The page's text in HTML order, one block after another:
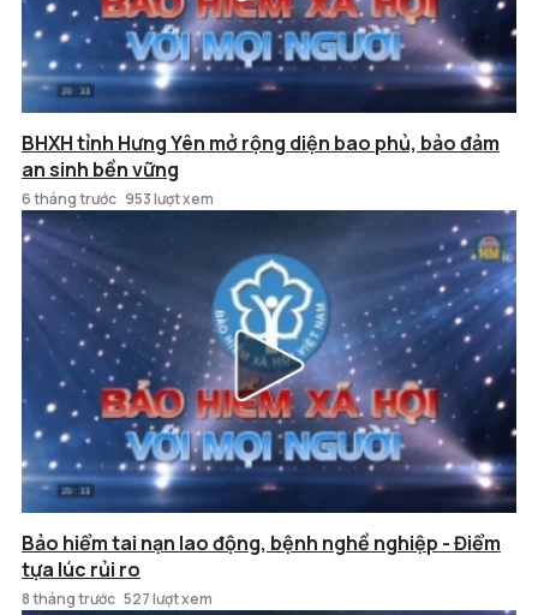
BHXH tỉnh Hưng Yên mở rộng diện bao phủ, bảo đảm
an sinh bền vững
6 tháng trước 953 lượt xem
Bảo hiểm tai nạn lao động, bệnh nghề nghiệp - Điểm
tựa lúc rủi ro
8 tháng trước 527 lượt xem